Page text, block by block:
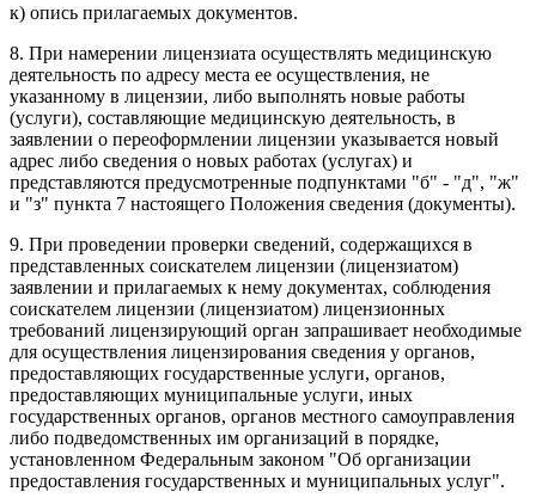
к) опись прилагаемых документов.
8. При намерении лицензиата осуществлять медицинскую
деятельность по адресу места ее осуществления, не
указанному в лицензии, либо выполнять новые работы
(услуги), составляющие медицинскую деятельность, в
заявлении о переоформлении лицензии указывается новый
адрес либо сведения о новых работах (услугах) и
представляются предусмотренные подпунктами "б" - "д", "ж"
и "з" пункта 7 настоящего Положения сведения (документы).
9. При проведении проверки сведений, содержащихся в
представленных соискателем лицензии (лицензиатом)
заявлении и прилагаемых к нему документах, соблюдения
соискателем лицензии (лицензиатом) лицензионных
требований лицензирующий орган запрашивает необходимые
для осуществления лицензирования сведения у органов,
предоставляющих государственные услуги, органов,
предоставляющих муниципальные услуги, иных
государственных органов, органов местного самоуправления
либо подведомственных им организаций в порядке,
установленном Федеральным законом "Об организации
предоставления государственных и муниципальных услуг".